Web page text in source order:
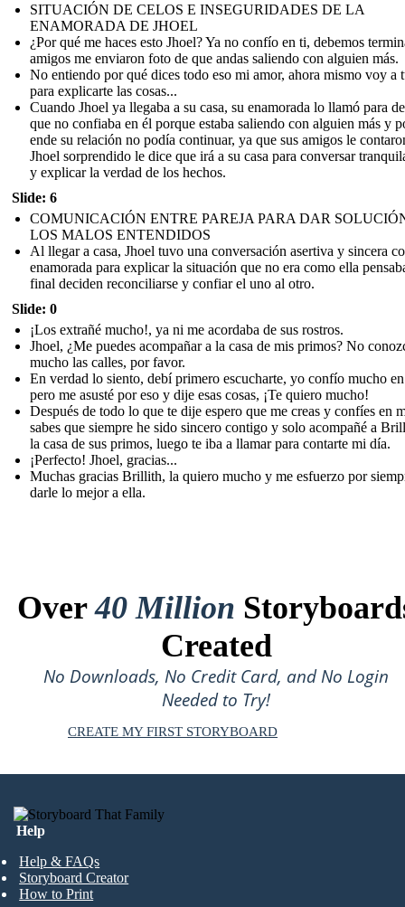
SITUACIÓN DE CELOS E INSEGURIDADES DE LA
ENAMORADA DE JHOEL
¿Por qué me haces esto Jhoel? Ya no confío en ti, debemos
amigos me enviaron foto de que andas saliendo con alguien más.
No entiendo por qué dices todo eso mi amor, ahora mismo voy a
para explicarte las cosas...
Cuando Jhoel ya llegaba a su casa, su enamorada lo llamó para
que no confiaba en él porque estaba saliendo con alguien más y
ende su relación no podía continuar, ya que sus amigos le
Jhoel sorprendido le dice que irá a su casa para conversar
y explicar la verdad de los hechos.
Slide: 6
COMUNICACIÓN ENTRE PAREJA PARA DAR
LOS MALOS ENTENDIDOS
Al llegar a casa, Jhoel tuvo una conversación asertiva y sincera
enamorada para explicar la situación que no era como ella
final deciden reconciliarse y confiar el uno al otro.
Slide: 0
¡Los extrañé mucho!, ya ni me acordaba de sus rostros.
Jhoel, ¿Me puedes acompañar a la casa de mis primos? No
mucho las calles, por favor.
En verdad lo siento, debí primero escucharte, yo confío mucho
pero me asusté por eso y dije esas cosas, ¡Te quiero mucho!
Después de todo lo que te dije espero que me creas y confíes en
sabes que siempre he sido sincero contigo y solo acompañé a
la casa de sus primos, luego te iba a llamar para contarte mi día.
¡Perfecto! Jhoel, gracias...
Muchas gracias Brillith, la quiero mucho y me esfuerzo por
darle lo mejor a ella.
Over40 Million
Created
No Downloads, No Credit Card, and No Login
Needed to Try!
CREATE MY FIRST STORYBOARD
Help
Help & FAQs
Storyboard Creator
How to Print